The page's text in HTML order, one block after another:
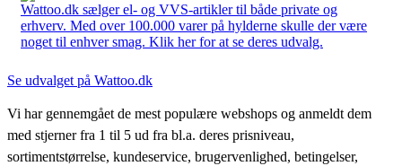
Wattoo.dk sælger el- og VVS-artikler til både private og
erhverv. Med over 100.000 varer på hylderne skulle der være
noget til enhver smag. Klik her for at se deres udvalg.
Se udvalget på Wattoo.dk
Vi har gennemgået de mest populære webshops og anmeldt dem
med stjerner fra 1 til 5 ud fra bl.a. deres prisniveau,
sortimentstørrelse, kundeservice, brugervenlighed, betingelser,